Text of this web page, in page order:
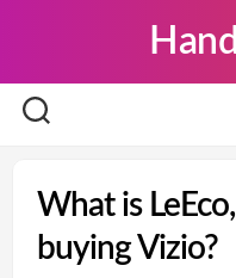
What is
buying Vizio?